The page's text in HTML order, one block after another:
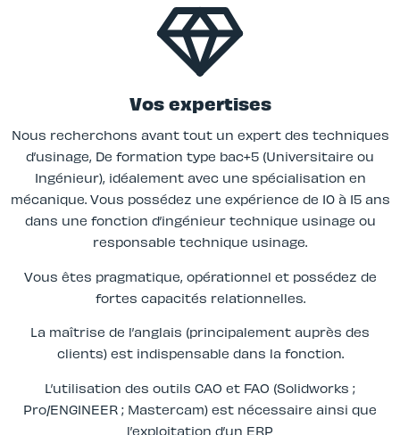
Vos expertises
Nous recherchons avant tout un expert des techniques
d’usinage, De formation type bac+5 (Universitaire ou
Ingénieur), idéalement avec une spécialisation en
mécanique. Vous possédez une expérience de 10 à 15 ans
dans une fonction d’ingénieur technique usinage ou
responsable technique usinage.
Vous êtes pragmatique, opérationnel et possédez de
fortes capacités relationnelles.
La maîtrise de l’anglais (principalement auprès des
clients) est indispensable dans la fonction.
L’utilisation des outils CAO et FAO (Solidworks ;
Pro/ENGINEER ; Mastercam) est nécessaire ainsi que
l’exploitation d’un ERP